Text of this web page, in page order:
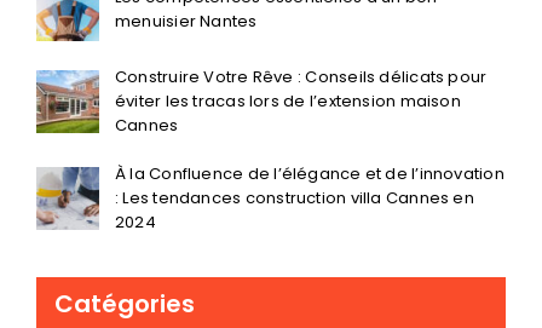
2024
Catégories
acheter terrain